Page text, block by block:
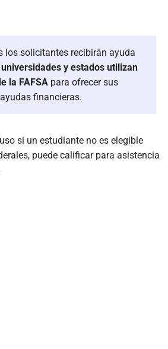
los solicitantes recibirán ayuda
universidades y estados utilizan
la FAFSA para ofrecer sus
financieras.
si un estudiante no es elegible
puede calificar para asistencia